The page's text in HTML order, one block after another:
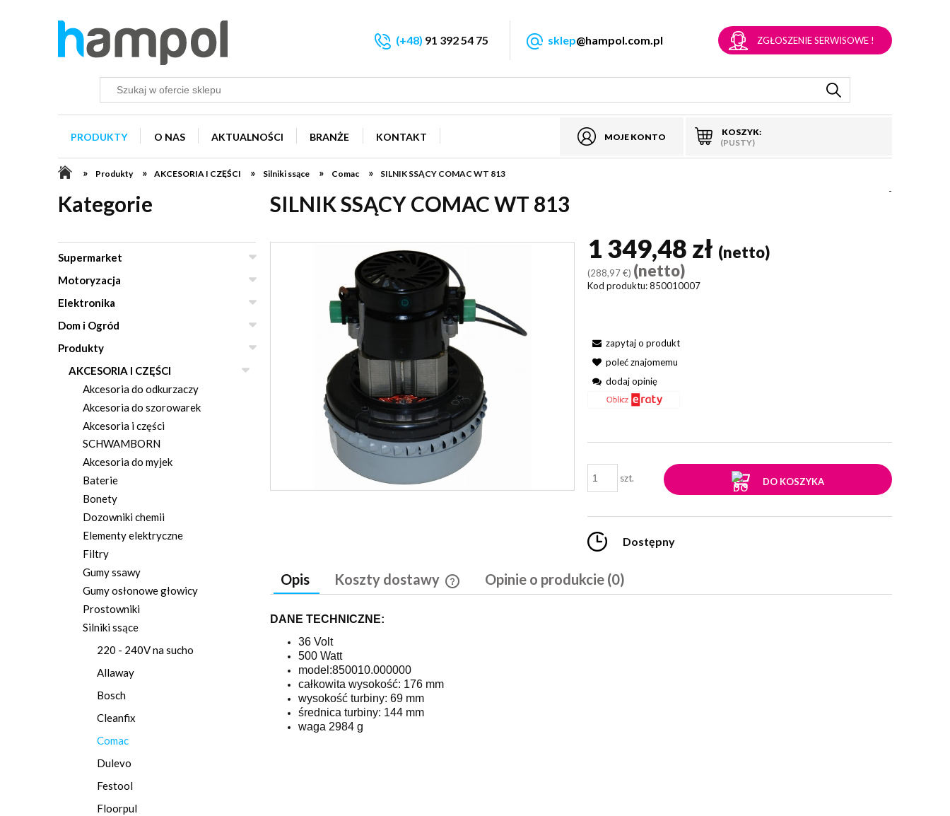
MOJE KONTO
KOSZYK:
(PUSTY)
(+48) 91 392 54 75 sklep@hampol.com.pl ZGŁOSZENIE SERWISOWE !
PRODUKTY O NAS AKTUALNOŚCI BRANŻE KONTAKT
» Produkty » AKCESORIA I CZĘŚCI » Silniki ssące » Comac » SILNIK SSĄCY COMAC WT 813
Kategorie
Supermarket
Motoryzacja
Elektronika
Dom i Ogród
Produkty
AKCESORIA I CZĘŚCI
Akcesoria do odkurzaczy
Akcesoria do szorowarek
Akcesoria i części
SCHWAMBORN
Akcesoria do myjek
Baterie
Bonety
Dozowniki chemii
Elementy elektryczne
Filtry
Gumy ssawy
Gumy osłonowe głowicy
Prostowniki
Silniki ssące
220 - 240V na sucho
Allaway
Bosch
Cleanfix
Comac
Dulevo
Festool
Floorpul
SILNIK SSĄCY COMAC WT 813 -
1 349,48 zł (netto)
(288,97 €) (netto)
Kod produktu: 850010007
zapytaj o produkt
poleć znajomemu
dodaj opinię
szt. DO KOSZYKA
Dostępny
Opis Koszty dostawy Opinie o produkcie (0)
DANE TECHNICZNE:
36 Volt
500 Watt
model:850010.000000
całkowita wysokość: 176 mm
wysokość turbiny: 69 mm
średnica turbiny: 144 mm
waga 2984 g